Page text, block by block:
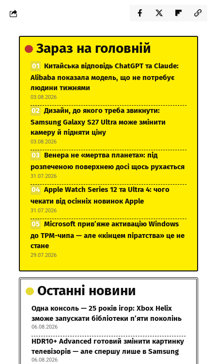
Зараз на головній
Китайська відповідь ChatGPT та Claude:
Alibaba показала модель, що не потребує
людини тижнями
03.08.2026
Дизайн, до якого треба звикнути:
Samsung Galaxy S27 Ultra може змінити
камеру й підняти ціну
03.08.2026
Венера не «мертва планета»: під
розпеченою поверхнею досі щось рухається
31.07.2026
Apple Watch Series 12 та Ultra 4: чого
чекати від осінніх новинок Apple
31.07.2026
Microsoft прив’яже активацію Windows
до TPM-чипа — але «кінцем піратства» це не
стане
29.07.2026
Останні новини
Одна консоль — 25 років ігор: Xbox Helix
зможе запускати бібліотеки п’яти поколінь
06.08.2026
HDR10+ Advanced готовий змінити картинку
телевізорів — але спершу лише в Samsung
06.08.2026